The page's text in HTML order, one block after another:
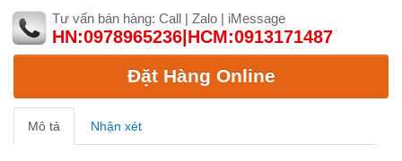
Tư vấn bán hàng: Call | Zalo | iMessage
HN:0978965236|HCM:0913171487
Đặt Hàng Online
Mô tả Nhận xét